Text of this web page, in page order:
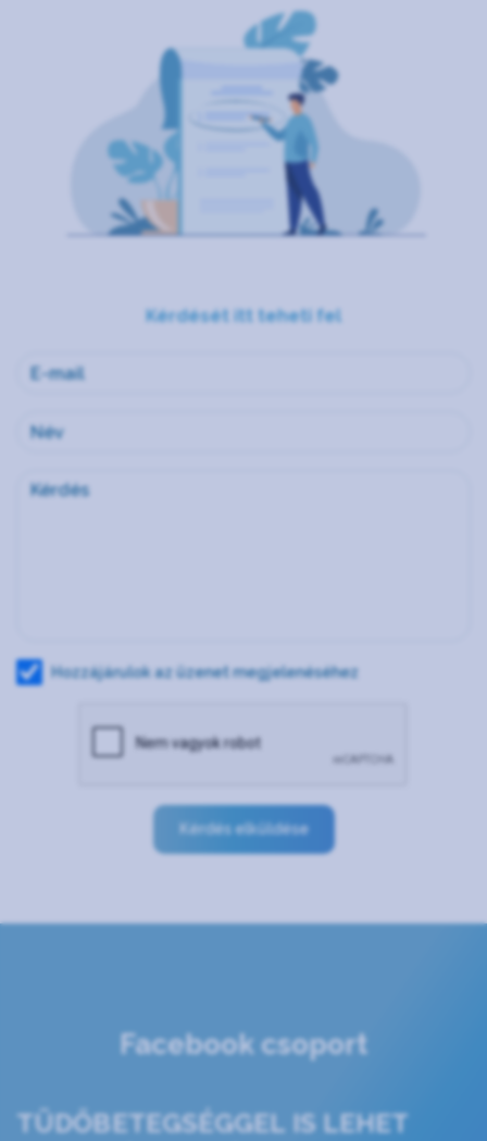
Kérdését itt teheti fel
Hozzájárulok az üzenet megjelenéséhez
Kérdés elküldése
Facebook csoport
TÜDŐBETEGSÉGGEL IS LEHET